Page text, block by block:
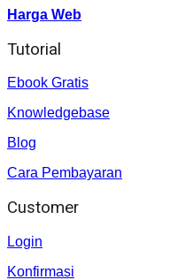
Harga Web
Tutorial
Ebook Gratis
Knowledgebase
Blog
Cara Pembayaran
Customer
Login
Konfirmasi